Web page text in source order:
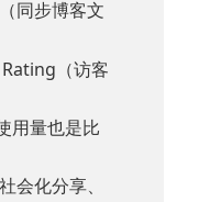
同步博客文
（访客
用量也是比
会化分享、